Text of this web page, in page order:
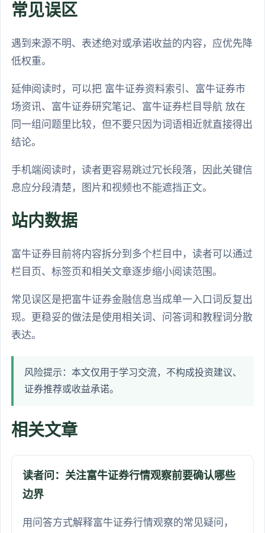
常见误区
遇到来源不明、表述绝对或承诺收益的内容，应优先降
低权重。
延伸阅读时，可以把 富牛证券资料索引、富牛证券市
场资讯、富牛证券研究笔记、富牛证券栏目导航 放在
同一组问题里比较，但不要只因为词语相近就直接得出
结论。
手机端阅读时，读者更容易跳过冗长段落，因此关键信
息应分段清楚，图片和视频也不能遮挡正文。
站内数据
富牛证券目前将内容拆分到多个栏目中，读者可以通过
栏目页、标签页和相关文章逐步缩小阅读范围。
常见误区是把富牛证券金融信息当成单一入口词反复出
现。更稳妥的做法是使用相关词、问答词和教程词分散
表达。
风险提示：本文仅用于学习交流，不构成投资建议、
证券推荐或收益承诺。
相关文章
读者问：关注富牛证券行情观察前要确认哪些
边界
用问答方式解释富牛证券行情观察的常见疑问，